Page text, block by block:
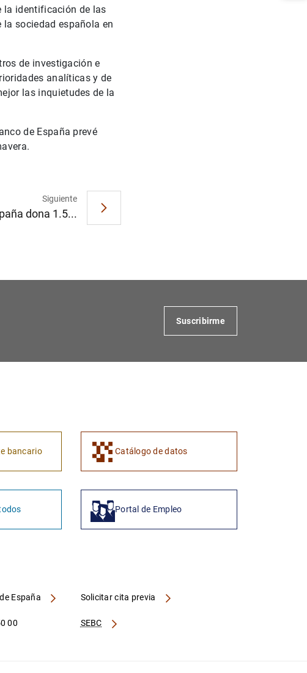
la identificación de las
sociedad española en
de investigación e
analíticas y de
las inquietudes de la
de España prevé
Siguiente
dona 1.5...
Suscribirme
bancario Catálogo de datos
Portal de Empleo
España
SEBC
Solicitar cita previa
00